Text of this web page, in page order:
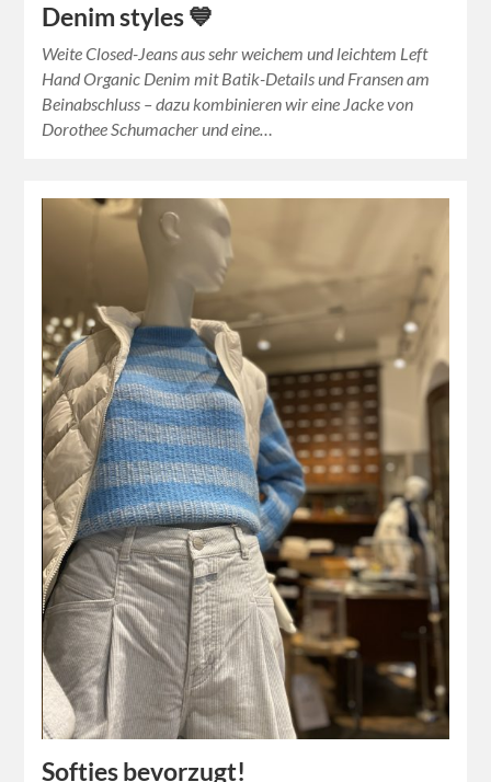
Denim styles 💙
Weite Closed-Jeans aus sehr weichem und leichtem Left
Hand Organic Denim mit Batik-Details und Fransen am
Beinabschluss – dazu kombinieren wir eine Jacke von
Dorothee Schumacher und eine…
Softies bevorzugt!